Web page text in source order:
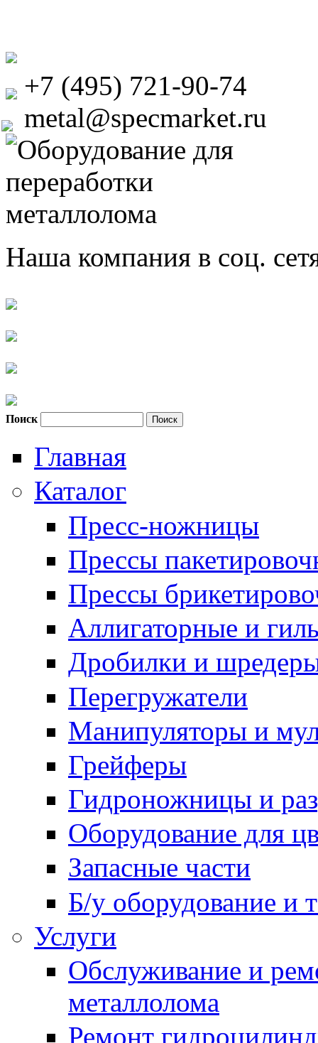
+7 (495) 721-90-74
metal@specmarket.ru
Наша компания в соц.
Поиск
Главная
Каталог
Пресс-ножницы
Прессы
Прессы
Аллигаторные и
Дробилки и
Перегружатели
Манипуляторы и
Грейферы
Гидроножницы и
Оборудование для
Запасные части
Б/у оборудование и
Услуги
Обслуживание и
металлолома
Ремонт